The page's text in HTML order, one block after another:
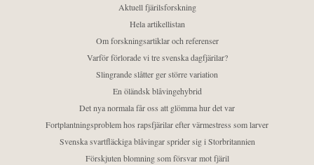
Aktuell fjärilsforskning
Hela artikellistan
Om forskningsartiklar och referenser
Varför förlorade vi tre svenska dagfjärilar?
Slingrande slåtter ger större variation
En öländsk blåvingehybrid
Det nya normala får oss att glömma hur det var
Fortplantningsproblem hos rapsfjärilar efter värmestress som larver
Svenska svartfläckiga blåvingar sprider sig i Storbritannien
Förskjuten blomning som försvar mot fjäril